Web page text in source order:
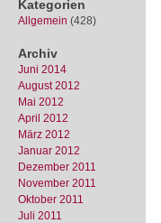
Kategorien
Allgemein (428)
Archiv
Juni 2014
August 2012
Mai 2012
April 2012
März 2012
Januar 2012
Dezember 2011
November 2011
Oktober 2011
Juli 2011